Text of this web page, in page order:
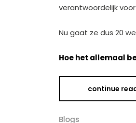
verantwoordelijk
Nu gaat ze dus 20
Hoe het allemaal
continue
Blogs